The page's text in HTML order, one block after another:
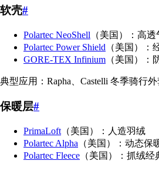
软壳#
Polartec NeoShell （美国）：高
Polartec Power Shield （美国）：
GORE-TEX Infinium （美国）：
典型应用：Rapha、Castelli 冬季骑行
保暖层#
PrimaLoft （美国）：人造羽绒
Polartec Alpha （美国）：动态保
Polartec Fleece （美国）：抓绒经